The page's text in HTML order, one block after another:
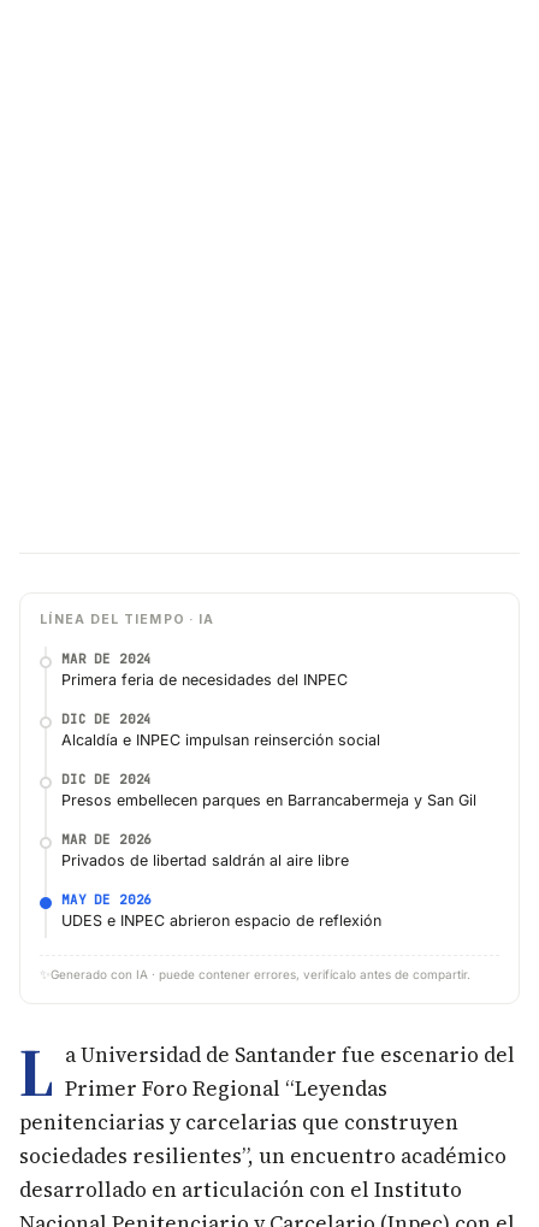
LÍNEA DEL TIEMPO · IA
MAR DE 2024
Primera feria de necesidades del INPEC
DIC DE 2024
Alcaldía e INPEC impulsan reinserción social
DIC DE 2024
Presos embellecen parques en Barrancabermeja y San Gil
MAR DE 2026
Privados de libertad saldrán al aire libre
MAY DE 2026
UDES e INPEC abrieron espacio de reflexión
✨ Generado con IA · puede contener errores, verifícalo antes de compartir.
L a Universidad de Santander fue escenario del
Primer Foro Regional “Leyendas
penitenciarias y carcelarias que construyen
sociedades resilientes”, un encuentro académico
desarrollado en articulación con el Instituto